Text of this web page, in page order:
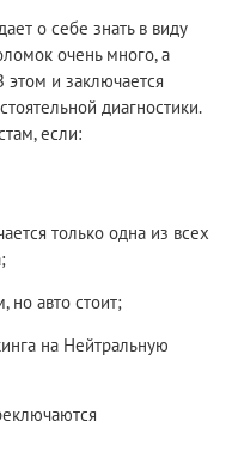
о себе знать в виду
очень много, а
этом и заключается
диагностики.
если:
только одна из всех
но авто стоит;
на Нейтральную